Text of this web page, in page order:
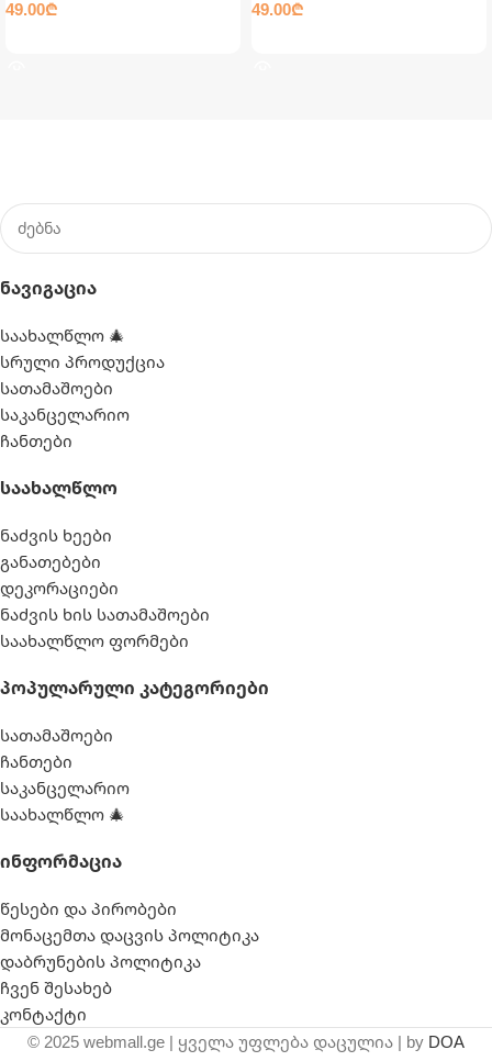
49.00₾
49.00₾
Ნავიგაცია
საახალწლო 🎄
სრული პროდუქცია
სათამაშოები
საკანცელარიო
ჩანთები
Საახალწლო
ნაძვის ხეები
განათებები
დეკორაციები
ნაძვის ხის სათამაშოები
საახალწლო ფორმები
Პოპულარული Კატეგორიები
სათამაშოები
ჩანთები
საკანცელარიო
საახალწლო 🎄
Ინფორმაცია
წესები და პირობები
მონაცემთა დაცვის პოლიტიკა
დაბრუნების პოლიტიკა
ჩვენ შესახებ
კონტაქტი
© 2025 webmall.ge | ყველა უფლება დაცულია | by DOA